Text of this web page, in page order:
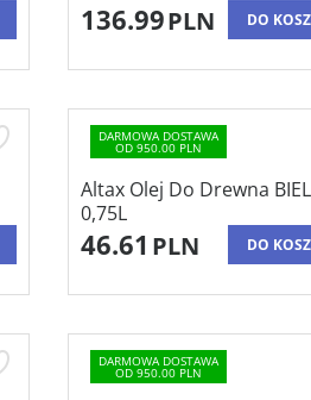
136.99PLN DO
DARMOWA DOSTAWA
OD 950.00 PLN
Altax Olej Do Drewna
0,75L
46.61 PLN DO
DARMOWA DOSTAWA
OD 950.00 PLN